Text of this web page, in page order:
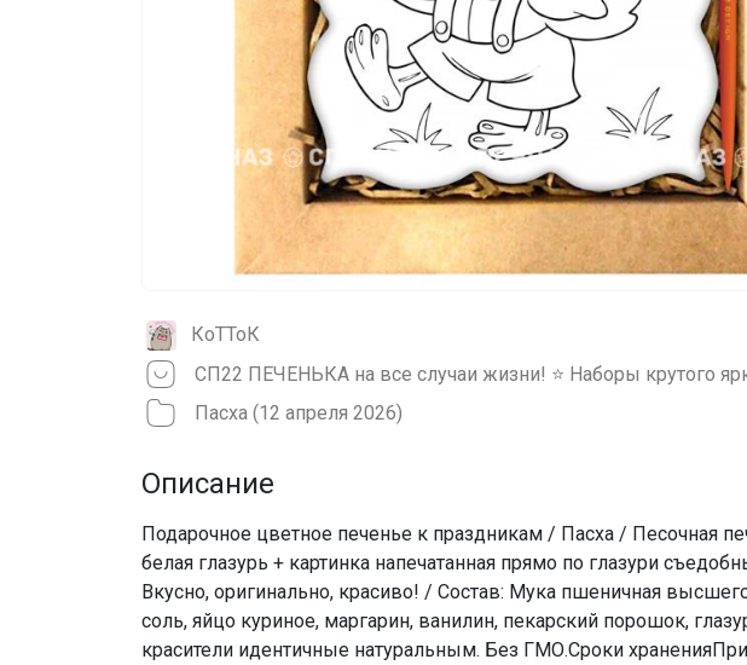
КоТТоК
Пасха (12 апреля 2026)
Описание
Подарочное цветное печенье к праздникам / Пасха / Песочная
белая глазурь + картинка напечатанная прямо по глазури
Вкусно, оригинально, красиво! / Состав: Мука пшеничная высшего
соль, яйцо куриное, маргарин, ванилин, пекарский порошок,
красители идентичные натуральным. Без ГМО.Сроки